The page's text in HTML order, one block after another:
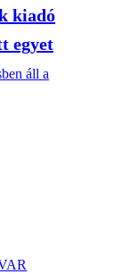
kiadó
egyet
áll a